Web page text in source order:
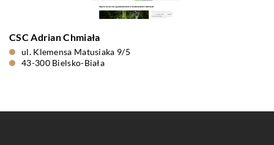
CSC Adrian Chmiała
ul. Klemensa Matusiaka 9/5
43-300 Bielsko-Biała